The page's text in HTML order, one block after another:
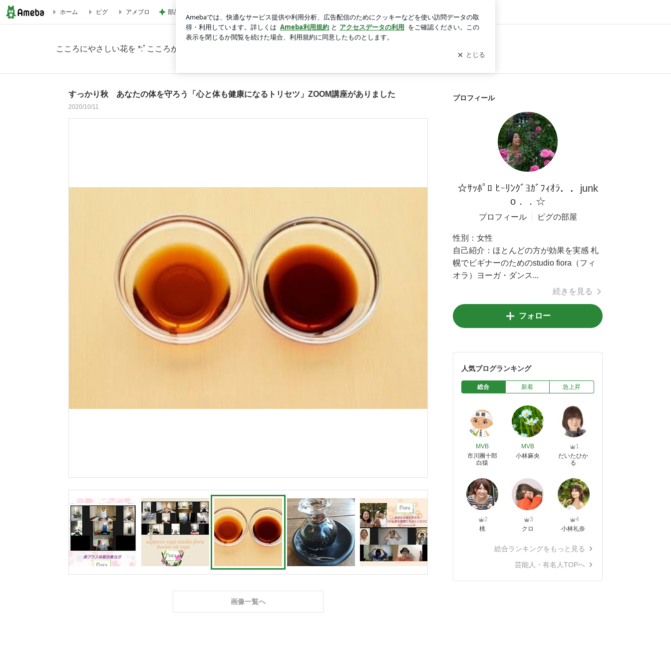
すっかり秋 あなたの体を守ろう「心と体も健康になるトリセツ」ZOOM講座がありましたの画像 3枚中1枚目
ホーム ピグ アメブロ 部品を替えてよりクリーミーな泡
こころにやさしい花を *:ﾟこころがほどける時間*:ﾟ fiora inner flow yoga
すっかり秋 あなたの体を守ろう「心と体も健康になるトリセツ」ZOOM講座がありました
2020/10/11
画像一覧へ
プロフィール
☆ｻｯﾎﾟﾛ ﾋｰﾘﾝｸﾞﾖｶﾞﾌｨｵﾗ．．junk
o．．☆
プロフィール ピグの部屋
性別： 女性
自己紹介： ほとんどの方が効果を実感 札
幌でビギナーのためのstudio fiora（フィ
オラ）ヨーガ・ダンス...
続きを見る
フォロー
人気ブログランキング
総合 新着 急上昇
MVB
市川團十郎
白猿
MVB
小林麻央
1
だいたひか
る
2
桃
3
クロ
4
小林礼奈
総合ランキングをもっと見る
芸能人・有名人TOPへ